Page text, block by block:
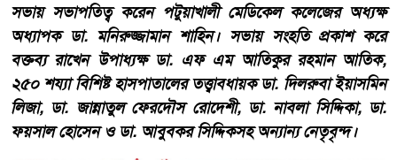
সভায় সভাপতিত্ব করেন পটুয়াখালী মেডিকেল কলেজের অধ্যক্ষ
অধ্যাপক ডা. মনিরুজ্জামান শাহিন। সভায় সংহতি প্রকাশ করে
বক্তব্য রাখেন উপাধ্যক্ষ ডা. এফ এম আতিকুর রহমান আতিক,
২৫০ শয্যা বিশিষ্ট হাসপাতালের তত্ত্বাবধায়ক ডা. দিলরুবা ইয়াসমিন
লিজা, ডা. জান্নাতুল ফেরদৌস রোদেশী, ডা. নাবলা সিদ্দিকা, ডা.
ফয়সাল হোসেন ও ডা. আবুবকর সিদ্দিকসহ অন্যান্য নেতৃবৃন্দ।